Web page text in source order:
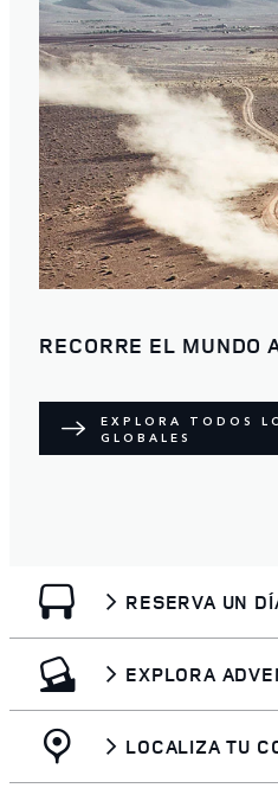
RECORRE EL MUNDO
EXPLORA TODOS
GLOBALES
RESERVA UN
EXPLORA
LOCALIZA TU